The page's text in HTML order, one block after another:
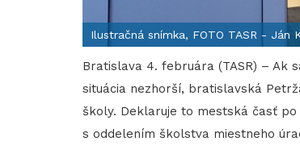
Ilustračná snímka, FOTO TASR - Ján
Bratislava 4. februára (TASR) – Ak
situácia nezhorší, bratislavská
školy. Deklaruje to mestská časť
s oddelením školstva miestneho